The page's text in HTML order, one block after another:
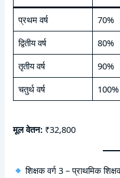
प्रथम वर्ष 70%
द्वितीय वर्ष
80%
तृतीय वर्ष
90%
चतुर्थ वर्ष
100%
मूल वेतन: ₹32,800
शिक्षक वर्ग 3 – प्राथमिक